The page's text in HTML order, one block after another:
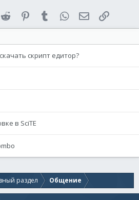
Reddit PinterestTumblr WhatsAppЭлектронная
скрипт едитор?
в SciTE
раздел Общение